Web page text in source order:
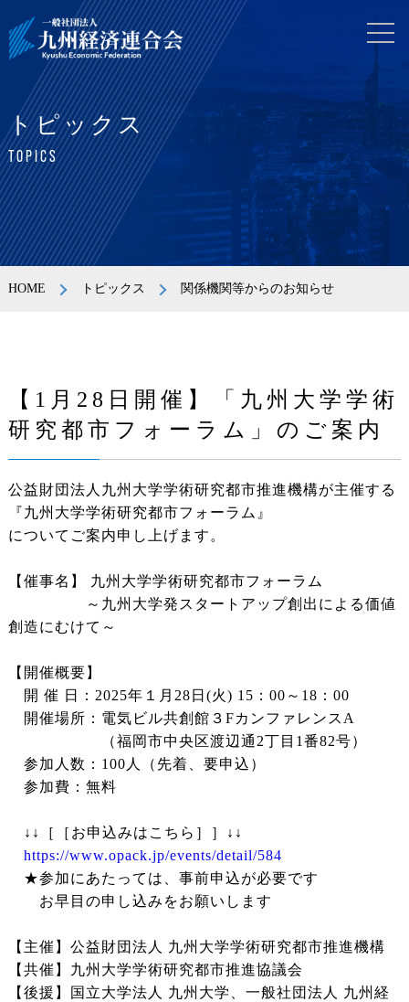
トピックス
TOPICS
HOME トピックス 関係機関等からのお知らせ
【1月28日開催】「九州大学学術
研究都市フォーラム」のご案内
公益財団法人九州大学学術研究都市推進機構が主催する
『九州大学学術研究都市フォーラム』
についてご案内申し上げます。
【催事名】 九州大学学術研究都市フォーラム
～九州大学発スタートアップ創出による価値
創造にむけて～
【開催概要】
開 催 日：2025年１月28日(火) 15：00～18：00
開催場所：電気ビル共創館３FカンファレンスA
（福岡市中央区渡辺通2丁目1番82号）
参加人数：100人（先着、要申込）
参加費：無料
↓↓［［お申込みはこちら］］↓↓
https://www.opack.jp/events/detail/584
★参加にあたっては、事前申込が必要です
お早目の申し込みをお願いします
【主催】公益財団法人 九州大学学術研究都市推進機構
【共催】九州大学学術研究都市推進協議会
【後援】国立大学法人 九州大学、一般社団法人 九州経